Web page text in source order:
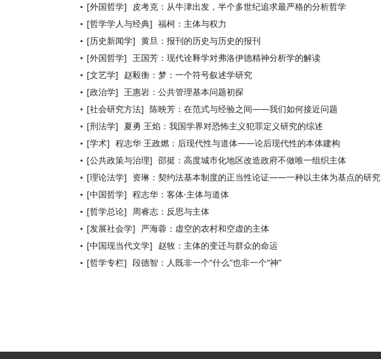
[外国哲学] 皮考克：从牛津出发，半个多世纪追求最严格的分析哲学
[哲学学人与经典] 福柯：主体与权力
[历史新闻学] 黄旦：报刊的历史与历史的报刊
[外国哲学] 王国芳：现代诠释学对弗洛伊德精神分析学的解读
[文艺学] 赵毅衡：梦：一个符号叙述学研究
[政治学] 王惠岩：公共管理基本问题初探
[社会研究方法] 陈映芳：在范式与经验之间——我们如何接近问题
[刑法学] 夏勇 王焰：我国学界对恐怖主义犯罪定义研究的综述
[学术] 程志华 王政燃：后现代性与道体——论后现代性的本体建构
[公共政策与治理] 邵挺：高度城市化地区改造政府不做唯一组织主体
[理论法学] 资琳：契约法基本制度的正当性论证——一种以主体为基点的研究
[中国哲学] 程志华：客体·主体与道体
[哲学总论] 周睿志：反思与主体
[发展社会学] 严海蓉：虚空的农村和空虚的主体
[中国现当代文学] 赵牧：主体的变迁与群众的命运
[哲学专栏] 段德智：人既非一个“什么”也非一个“神”